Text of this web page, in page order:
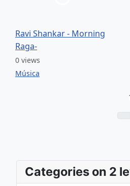
Ravi Shankar - Morning
Raga-
0 views
Música
Categories on 2